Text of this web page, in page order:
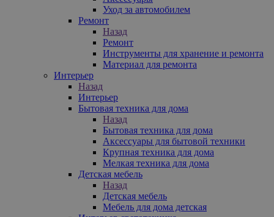
Уход за автомобилем
Ремонт
Назад
Ремонт
Инструменты для хранение и ремонта
Материал для ремонта
Интерьер
Назад
Интерьер
Бытовая техника для дома
Назад
Бытовая техника для дома
Аксессуары для бытовой техники
Крупная техника для дома
Мелкая техника для дома
Детская мебель
Назад
Детская мебель
Мебель для дома детская